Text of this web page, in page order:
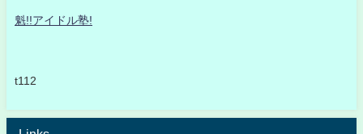
魁!!アイドル塾!
t112